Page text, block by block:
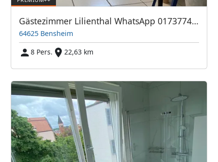
Gästezimmer Lilienthal WhatsApp 01737743895
64625 Bensheim
8 Pers.
22,63 km